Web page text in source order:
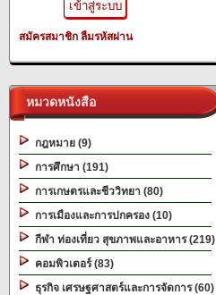
สมัครสมาชิก ลืมรหัสผ่าน
หมวดหนังสือ
กฎหมาย (9)
การศึกษา (191)
การเกษตรและชีววิทยา (80)
การเมืองและการปกครอง (10)
กีฬา ท่องเที่ยว สุขภาพและอาหาร (219)
คอมพิวเตอร์ (83)
ธุรกิจ เศรษฐศาสตร์และการจัดการ (60)